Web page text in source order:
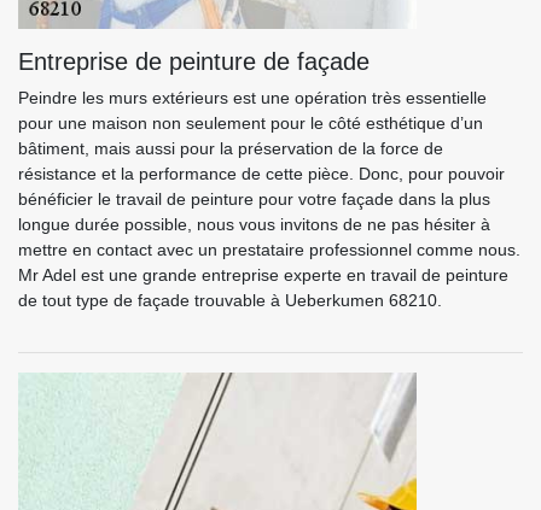
Entreprise de peinture de façade
Peindre les murs extérieurs est une opération très essentielle
pour une maison non seulement pour le côté esthétique d’un
bâtiment, mais aussi pour la préservation de la force de
résistance et la performance de cette pièce. Donc, pour pouvoir
bénéficier le travail de peinture pour votre façade dans la plus
longue durée possible, nous vous invitons de ne pas hésiter à
mettre en contact avec un prestataire professionnel comme nous.
Mr Adel est une grande entreprise experte en travail de peinture
de tout type de façade trouvable à Ueberkumen 68210.